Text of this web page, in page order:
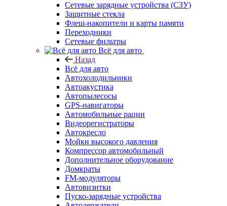
Сетевые зарядные устройства (СЗУ)
Защитные стекла
Флеш-накопители и карты памяти
Переходники
Сетевые фильтры
Всё для авто
Назад
Всё для авто
Автохолодильники
Автоакустика
Автопылесосы
GPS-навигаторы
Автомобильные рации
Видеорегистраторы
Автокресло
Мойки высокого давления
Компрессор автомобильный
Дополнительное оборудование
Домкраты
FM-модуляторы
Автовизитки
Пуско-зарядные устройства